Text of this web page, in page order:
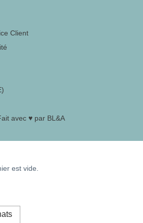
Client
avec ♥ par BL&A
est vide.